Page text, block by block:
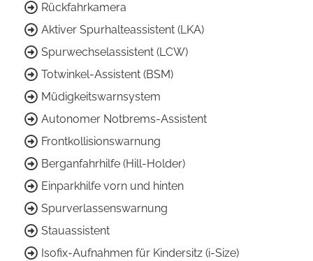
Rückfahrkamera
Aktiver Spurhalteassistent (LKA)
Spurwechselassistent (LCW)
Totwinkel-Assistent (BSM)
Müdigkeitswarnsystem
Autonomer Notbrems-Assistent
Frontkollisionswarnung
Berganfahrhilfe (Hill-Holder)
Einparkhilfe vorn und hinten
Spurverlassenswarnung
Stauassistent
Isofix-Aufnahmen für Kindersitz (i-Size)